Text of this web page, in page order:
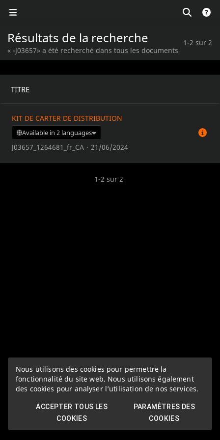
Nous utilisons des cookies pour permettre la
fonctionnalité du site web. Nous utilisons également
des cookies pour analyser l’utilisation de nos services.
ACCEPTER TOUS LES
COOKIES
PARAMÈTRES DES
COOKIES
Résultats de la recherche
« -J03657» a été recherché dans tous les documents
1-2 sur 2
TITRE
KIT DE CARTER DE DISTRIBUTION
Available in 2 languages
J03657_1264681_fr_CA · 21/06/2024
1-2 sur 2